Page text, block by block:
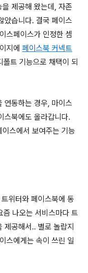
제공해 왔는데, 자존
았습니다. 결국 페이스
스페이스가 인정한 셈
지에 페이스북 커넥트
트 기능으로 채택이 되
연동하는 경우, 마이스
스북에도 올라갑니다.
스에서 보여주는 기능
위터와 페이스북에 동
나오는 서비스마다 트
공해서.. 별로 놀랍지
스에게는 속이 쓰린 일